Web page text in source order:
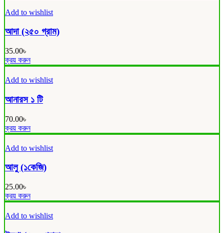
Add to wishlist
আদা (২৫০ গ্রাম)
35.00৳
ক্রয় করুন
Add to wishlist
আনারস ১ টি
70.00৳
ক্রয় করুন
Add to wishlist
আলু (১কেজি)
25.00৳
ক্রয় করুন
Add to wishlist